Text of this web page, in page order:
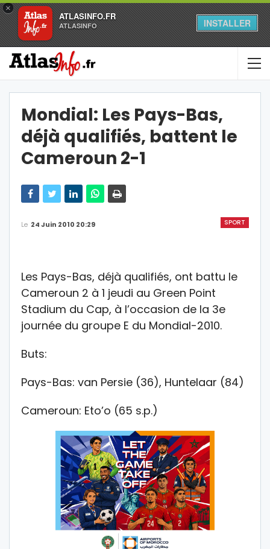
×
ATLASINFO.FR
ATLASINFO INSTALLER
Mondial: Les Pays-Bas,
déjà qualifiés, battent le
Cameroun 2-1
SPORT
Le 24 Juin 2010 20:29
Les Pays-Bas, déjà qualifiés, ont battu le
Cameroun 2 à 1 jeudi au Green Point
Stadium du Cap, à l’occasion de la 3e
journée du groupe E du Mondial-2010.
Buts:
Pays-Bas: van Persie (36), Huntelaar (84)
Cameroun: Eto’o (65 s.p.)